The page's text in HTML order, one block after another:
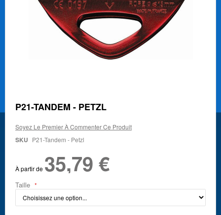
Skip
to
beginning
of
P21-TANDEM - PETZL
Soyez Le Premier À Commenter Ce Produit
SKU P21-Tandem - Petzl
À partir de 35,79 €
Taille